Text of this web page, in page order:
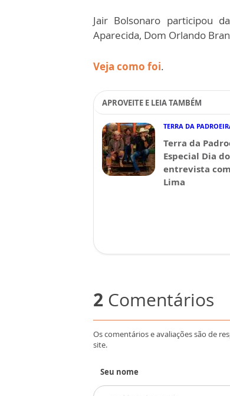
Jair Bolsonaro participou
Aparecida, Dom Orlando
Veja como foi.
APROVEITE E LEIA TAMBÉM
TERRA DA
Terra da
Especial Dia
entrevista
Lima
2 Comentários
Os comentários e avaliações são de
site.
Seu nome